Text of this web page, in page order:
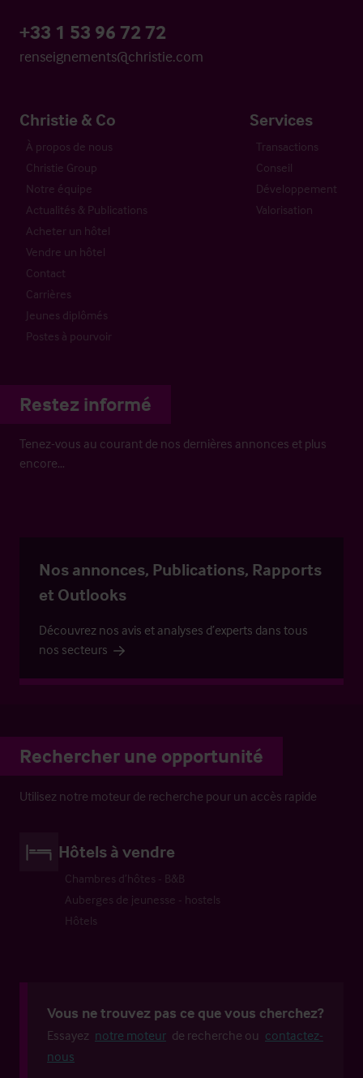
+33 1 53 96 72 72
renseignements@christie.com
Christie & Co
À propos de nous
Christie Group
Notre équipe
Actualités & Publications
Acheter un hôtel
Vendre un hôtel
Contact
Carrières
Jeunes diplômés
Postes à pourvoir
Services
Transactions
Conseil
Développement
Valorisation
Restez informé
Tenez-vous au courant de nos dernières annonces et plus
encore…
Nos annonces, Publications, Rapports
et Outlooks
Découvrez nos avis et analyses d’experts dans tous
nos secteurs
Rechercher une opportunité
Utilisez notre moteur de recherche pour un accès rapide
Hôtels à vendre
Chambres d’hôtes - B&B
Auberges de jeunesse - hostels
Hôtels
Vous ne trouvez pas ce que vous cherchez?
Essayez notre moteur de recherche ou contactez-
nous